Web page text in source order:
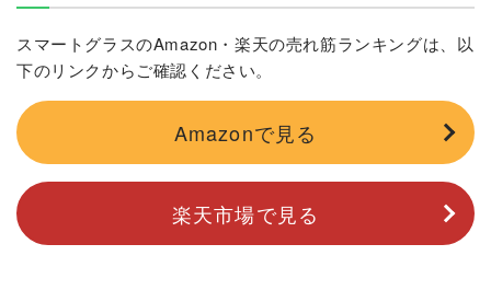
スマートグラスのAmazon・楽天の売れ筋ランキングは、以
下のリンクからご確認ください。
Amazonで見る
楽天市場で見る